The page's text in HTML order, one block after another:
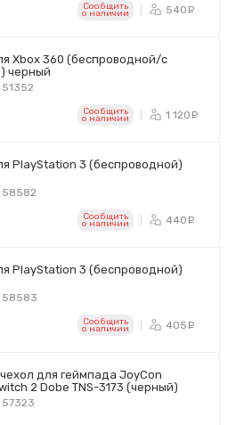
Сообщить
o наличии 540
Xbox 360 (беспроводной/с
черный
51352
Сообщить
o наличии 1 120
PlayStation 3 (беспроводной)
58582
Сообщить
o наличии 440
PlayStation 3 (беспроводной)
58583
Сообщить
o наличии 405
для геймпада JoyCon
2 Dobe TNS-3173 (черный)
57323